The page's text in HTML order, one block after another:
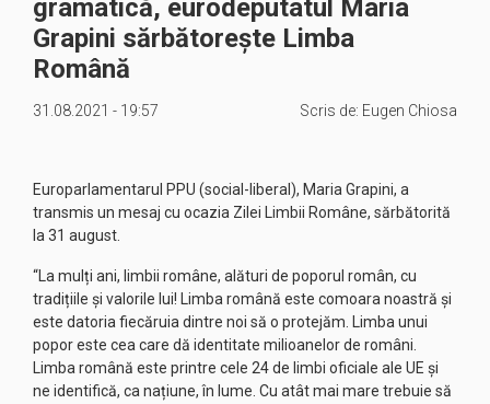
gramatică, eurodeputatul Maria
Grapini sărbătorește Limba
Română
31.08.2021 - 19:57 Scris de: Eugen Chiosa
Europarlamentarul PPU (social-liberal), Maria Grapini, a
transmis un mesaj cu ocazia Zilei Limbii Române, sărbătorită
la 31 august.
“La mulți ani, limbii române, alături de poporul român, cu
tradițiile și valorile lui! Limba română este comoara noastră și
este datoria fiecăruia dintre noi să o protejăm. Limba unui
popor este cea care dă identitate milioanelor de români.
Limba română este printre cele 24 de limbi oficiale ale UE și
ne identifică, ca națiune, în lume. Cu atât mai mare trebuie să